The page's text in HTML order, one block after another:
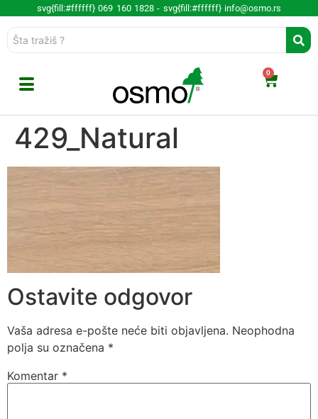
svg{fill:#ffffff} 069 160 1828 - svg{fill:#ffffff} info@osmo.rs
0
429_Natural
Ostavite odgovor
Vaša adresa e-pošte neće biti objavljena. Neophodna
polja su označena *
Komentar *